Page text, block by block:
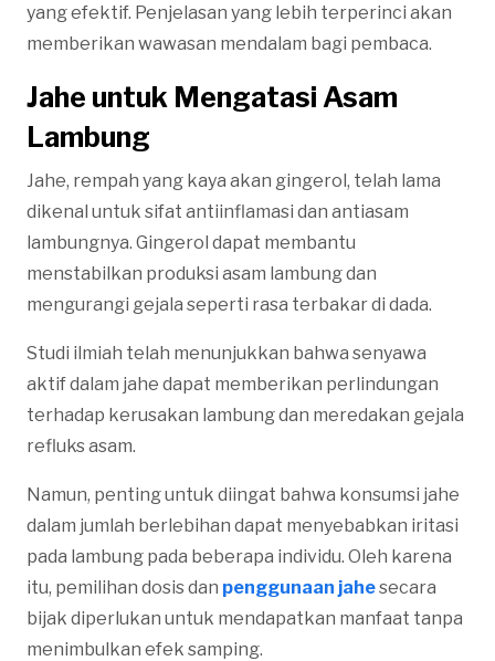
yang efektif. Penjelasan yang lebih terperinci akan
memberikan wawasan mendalam bagi pembaca.
Jahe untuk Mengatasi Asam
Lambung
Jahe, rempah yang kaya akan gingerol, telah lama
dikenal untuk sifat antiinflamasi dan antiasam
lambungnya. Gingerol dapat membantu
menstabilkan produksi asam lambung dan
mengurangi gejala seperti rasa terbakar di dada.
Studi ilmiah telah menunjukkan bahwa senyawa
aktif dalam jahe dapat memberikan perlindungan
terhadap kerusakan lambung dan meredakan gejala
refluks asam.
Namun, penting untuk diingat bahwa konsumsi jahe
dalam jumlah berlebihan dapat menyebabkan iritasi
pada lambung pada beberapa individu. Oleh karena
itu, pemilihan dosis dan penggunaan jahesecara
bijak diperlukan untuk mendapatkan manfaat tanpa
menimbulkan efek samping.